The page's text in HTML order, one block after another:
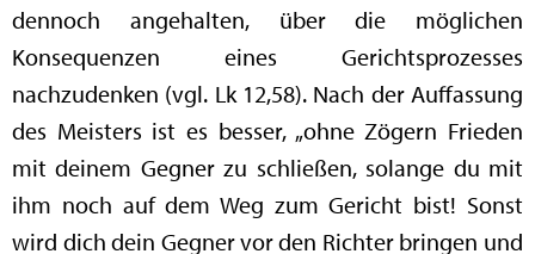
dennoch angehalten, über die möglichen
Konsequenzen eines Gerichtsprozesses
nachzudenken (vgl. Lk 12,58). Nach der Auffassung
des Meisters ist es besser, „ohne Zögern Frieden
mit deinem Gegner zu schließen, solange du mit
ihm noch auf dem Weg zum Gericht bist! Sonst
wird dich dein Gegner vor den Richter bringen und